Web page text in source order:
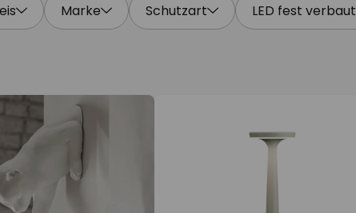
Marke Schutzart LED fest verbaut